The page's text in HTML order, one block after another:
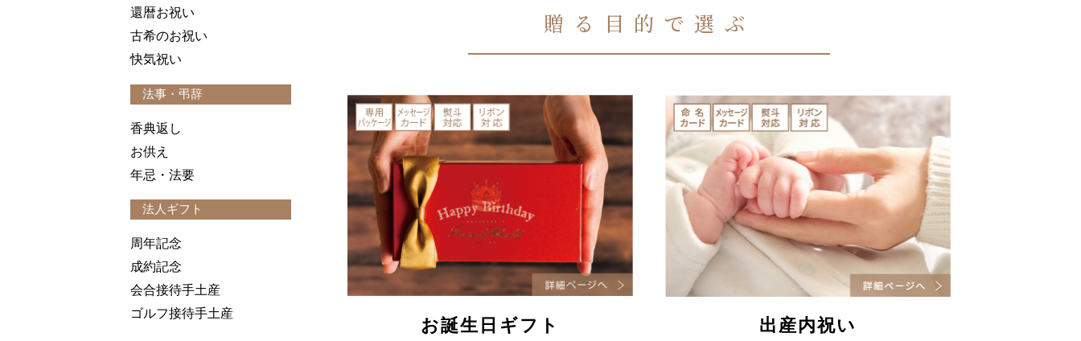
還暦お祝い
古希のお祝い
快気祝い
法事・弔辞
香典返し
お供え
年忌・法要
法人ギフト
周年記念
成約記念
会合接待手土産
ゴルフ接待手土産
贈る目的で選ぶ
お誕生日ギフト 出産内祝い